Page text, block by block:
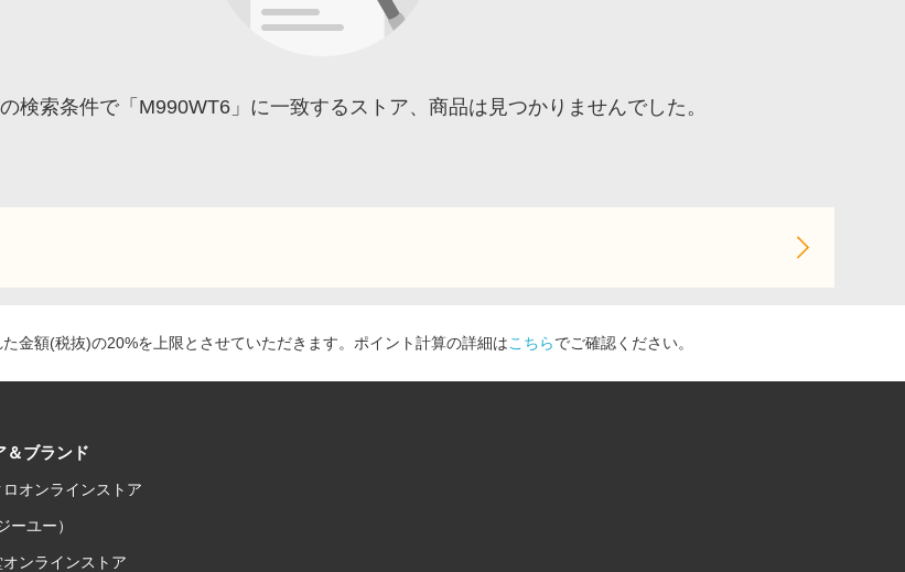
検索条件で「M990WT6」に一致するストア、商品は見つかりませんでした。
金額(税抜)の20%を上限とさせていただきます。ポイント計算の詳細はこちらでご確認ください。
＆ブランド
ロオンラインストア
ーユー）
オンラインストア